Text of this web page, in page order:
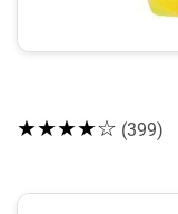
★★★★☆ (399)